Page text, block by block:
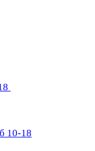
10-18